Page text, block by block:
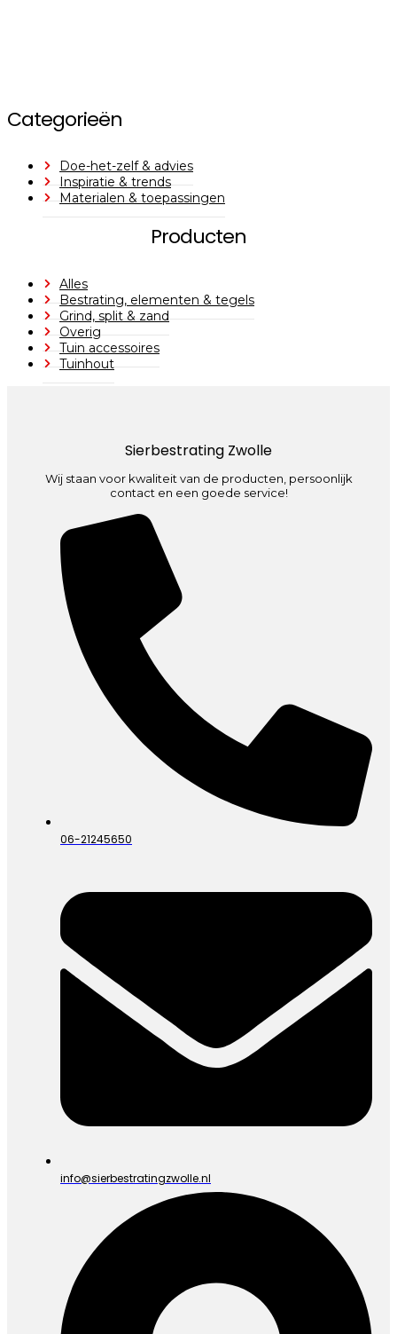
Categorieën
Doe-het-zelf & advies
Inspiratie & trends
Materialen & toepassingen
Producten
Alles
Bestrating, elementen & tegels
Grind, split & zand
Overig
Tuin accessoires
Tuinhout
Sierbestrating Zwolle
Wij staan voor kwaliteit van de producten, persoonlijk
contact en een goede service!
06-21245650
info@sierbestratingzwolle.nl